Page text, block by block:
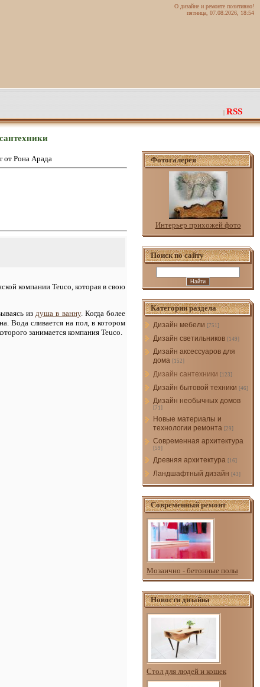
О дизайне и ремонте позитивно!
пятница, 07.08.2026, 18:54
| RSS
Рона Арада
компании Teuco, которая в свою
из душа в ванну. Когда более
Вода сливается на пол, в котором
занимается компания Teuco.
Фотогалерея
Интерьер прихожей фото
Поиск по сайту
Категории раздела
Дизайн мебели [751]
Дизайн светильников [149]
Дизайн аксессуаров для
дома [152]
Дизайн сантехники [123]
Дизайн бытовой техники [46]
Дизайн необычных домов
[71]
Новые материалы и
технологии ремонта [29]
Современная архитектура
[59]
Древняя архитектура [16]
Ландшафтный дизайн [43]
Современный ремонт
Мозаично - бетонные полы
Новости дизайна
Стол для людей и кошек